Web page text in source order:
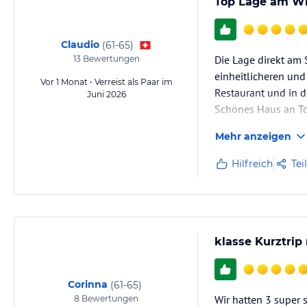
Claudio (61-65)
13Bewertungen
Vor 1 Monat • Verreist als Paar im
Juni 2026
Die Lage direkt am
einheitlicheren und
Restaurant und in
Schönes Haus an
Mehr anzeigen
Hilfreich
Corinna (61-65)
8 Bewertungen
klasse Kurztrip
Wir hatten 3 super